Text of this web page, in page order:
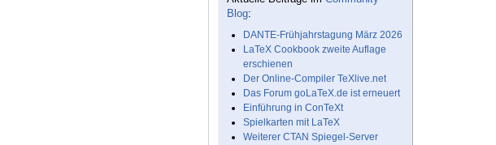
Blog:
DANTE-Frühjahrstagung März 2026
LaTeX Cookbook zweite Auflage
erschienen
Der Online-Compiler TeXlive.net
Das Forum goLaTeX.de ist erneuert
Einführung in ConTeXt
Spielkarten mit LaTeX
Weiterer CTAN Spiegel-Server